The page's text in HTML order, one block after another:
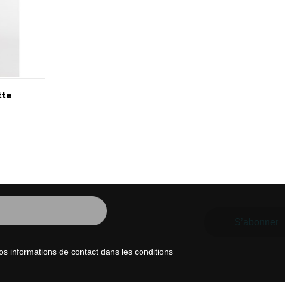
informations de contact dans les conditions